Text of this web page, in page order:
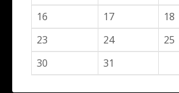
16
17 18
23
24 25
30
31